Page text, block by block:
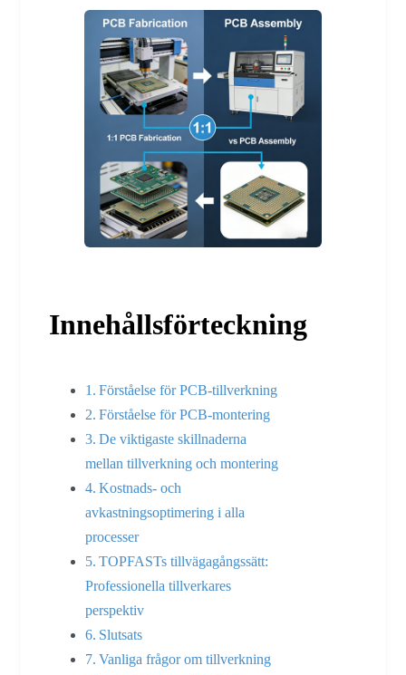
Innehållsförteckning
Förståelse för PCB-tillverkning
Förståelse för PCB-montering
De viktigaste skillnaderna
mellan tillverkning och montering
Kostnads- och
avkastningsoptimering i alla
processer
TOPFASTs tillvägagångssätt:
Professionella tillverkares
perspektiv
Slutsats
Vanliga frågor om tillverkning